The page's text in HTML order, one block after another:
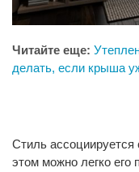
Читайте еще:
делать, если крыша
Стиль
этом можно легко его